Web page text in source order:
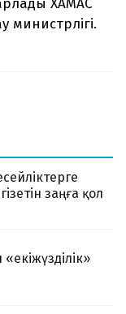
ХАМАС
министрлігі.
заңға қол